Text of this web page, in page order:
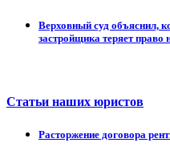
Верховный суд объяснил,
застройщика теряет
Статьи наших юристов
Расторжение договора